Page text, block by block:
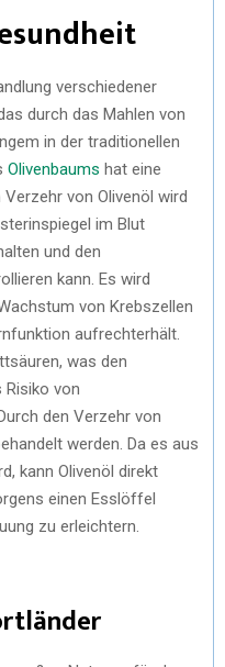
verschiedener
durch das Mahlen von
in der traditionellen
Olivenbaums hat eine
von Olivenöl wird
im Blut
und den
kann. Es wird
von Krebszellen
aufrechterhält.
was den
Risiko von
den Verzehr von
werden. Da es aus
kann Olivenöl direkt
einen Esslöffel
zu erleichtern.